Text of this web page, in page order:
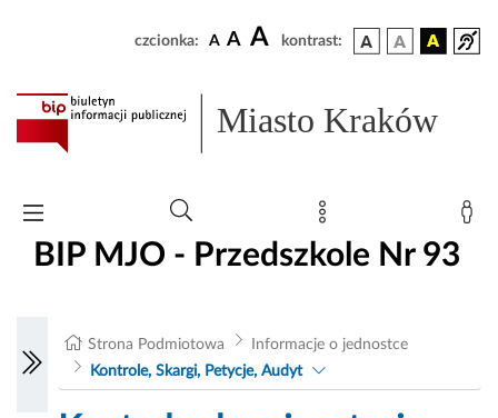
czcionka: A A A kontrast:
Miasto Kraków
BIP MJO - Przedszkole Nr 93
Strona Podmiotowa
Informacje o jednostce
Kontrole, Skargi, Petycje, Audyt